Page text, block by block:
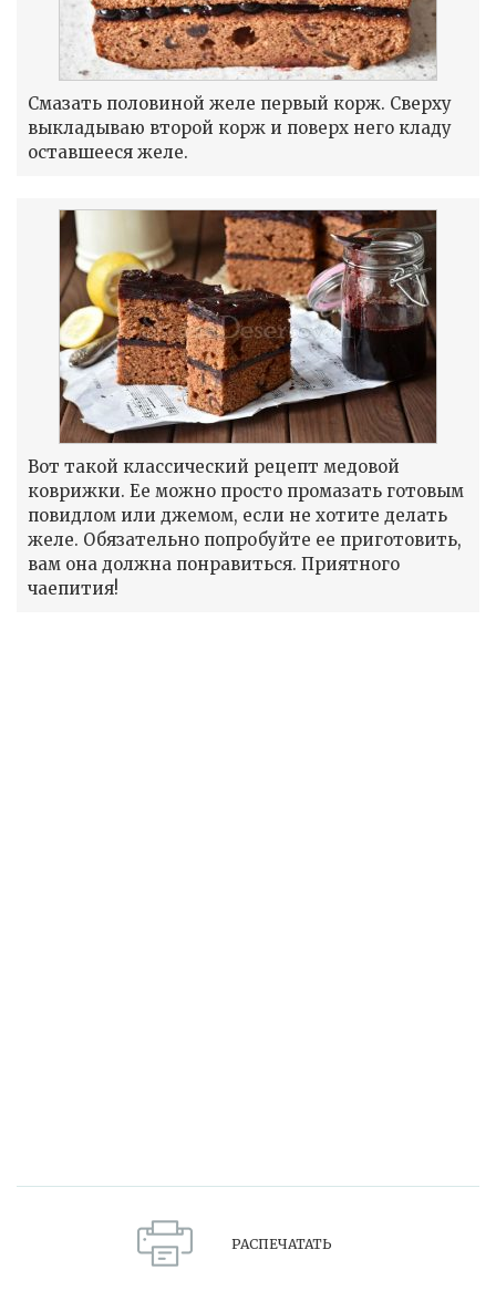
Смазать половиной желе первый корж. Сверху
выкладываю второй корж и поверх него кладу
оставшееся желе.
Вот такой классический рецепт медовой
коврижки. Ее можно просто промазать готовым
повидлом или джемом, если не хотите делать
желе. Обязательно попробуйте ее приготовить,
вам она должна понравиться. Приятного
чаепития!
РАСПЕЧАТАТЬ